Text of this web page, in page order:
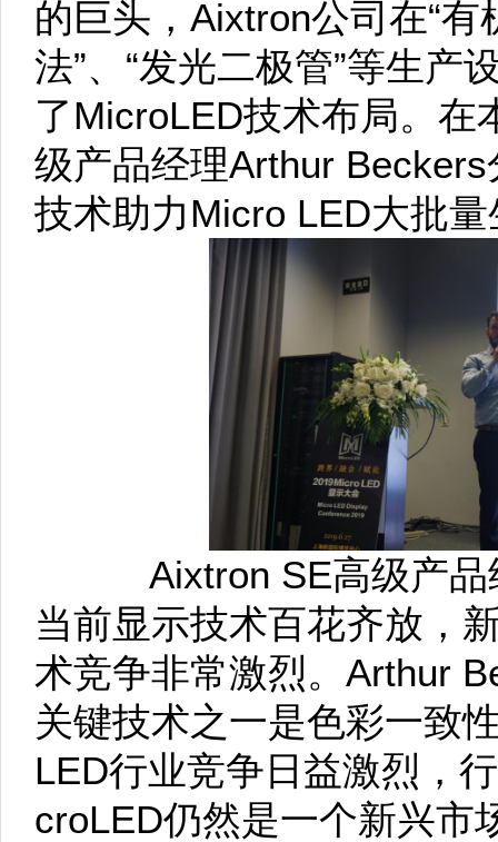
的巨头，Aixtron公司在“
法”、“发光二极管”等生产
了MicroLED技术布局。在
级产品经理Arthur
技术助力Micro LED大批
Aixtron SE高级产
当前显示技术百花齐放，
术竞争非常激烈。Arthur
关键技术之一是色彩一致
LED行业竞争日益激烈，
croLED仍然是一个新兴市